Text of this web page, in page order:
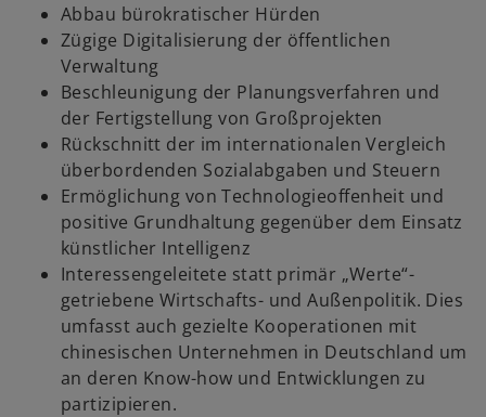
i
n
r
n
e
u
e
n
R
e
g
i
s
t
Abbau bürokratischer Hürden
Zügige Digitalisierung der öffentlichen
Verwaltung
Beschleunigung der Planungsverfahren und
der Fertigstellung von Großprojekten
Rückschnitt der im internationalen Vergleich
überbordenden Sozialabgaben und Steuern
Ermöglichung von Technologieoffenheit und
positive Grundhaltung gegenüber dem Einsatz
künstlicher Intelligenz
Interessengeleitete statt primär „Werte“-
getriebene Wirtschafts- und Außenpolitik. Dies
umfasst auch gezielte Kooperationen mit
chinesischen Unternehmen in Deutschland um
an deren Know-how und Entwicklungen zu
partizipieren.